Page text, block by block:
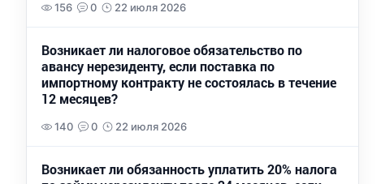
156 0 22 июля 2026
Возникает ли налоговое обязательство по
авансу нерезиденту, если поставка по
импортному контракту не состоялась в течение
12 месяцев?
140 0 22 июля 2026
Возникает ли обязанность уплатить 20% налога